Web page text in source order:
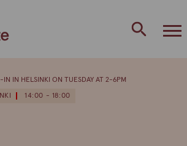
14:00 - 18:00
IN IN HELSINKI ON TUESDAY AT 2-6PM